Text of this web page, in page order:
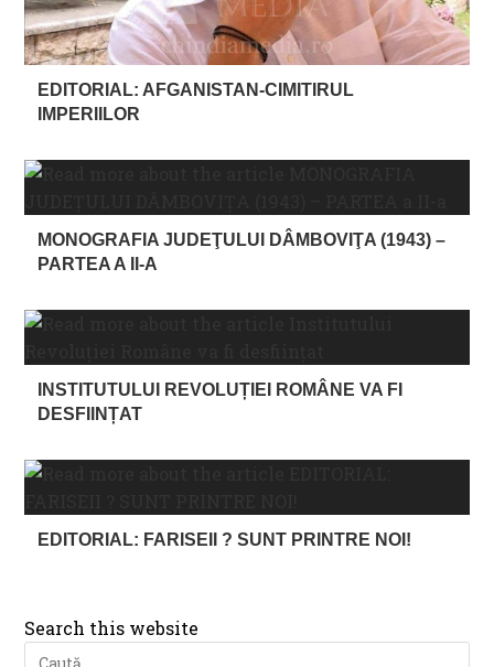
EDITORIAL: AFGANISTAN-CIMITIRUL
IMPERIILOR
MONOGRAFIA JUDEŢULUI DÂMBOVIŢA (1943) –
PARTEA A II-A
INSTITUTULUI REVOLUȚIEI ROMÂNE VA FI
DESFIINȚAT
EDITORIAL: FARISEII ? SUNT PRINTRE NOI!
Search this website